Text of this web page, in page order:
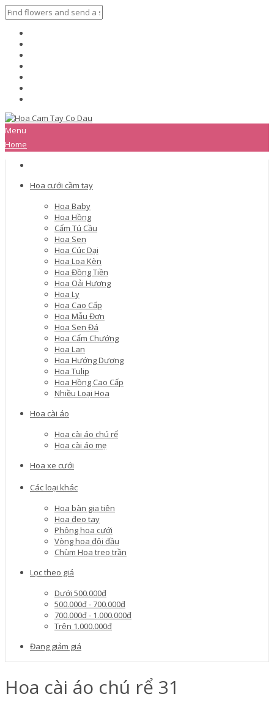
Menu
Home
Hoa cưới cầm tay
Hoa Baby
Hoa Hồng
Cẩm Tú Cầu
Hoa Sen
Hoa Cúc Dại
Hoa Loa Kèn
Hoa Đồng Tiền
Hoa Oải Hương
Hoa Ly
Hoa Cao Cấp
Hoa Mẫu Đơn
Hoa Sen Đá
Hoa Cẩm Chướng
Hoa Lan
Hoa Hướng Dương
Hoa Tulip
Hoa Hồng Cao Cấp
Nhiều Loại Hoa
Hoa cài áo
Hoa cài áo chú rể
Hoa cài áo mẹ
Hoa xe cưới
Các loại khác
Hoa bàn gia tiên
Hoa đeo tay
Phông hoa cưới
Vòng hoa đội đầu
Chùm Hoa treo trần
Lọc theo giá
Dưới 500.000đ
500.000đ - 700.000đ
700.000đ - 1.000.000đ
Trên 1.000.000đ
Đang giảm giá
Hoa cài áo chú rể 31